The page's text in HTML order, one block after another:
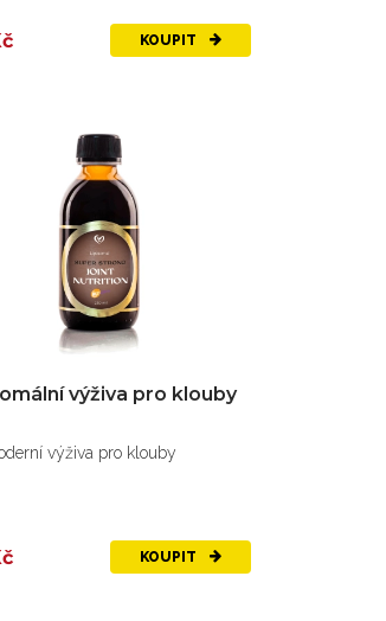
KOUPIT
výživa pro klouby
výživa pro klouby
KOUPIT